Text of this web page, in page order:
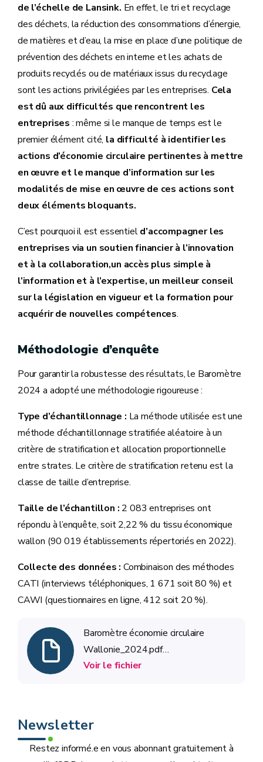
de l’échelle de Lansink. En effet, le tri et recyclage
des déchets, la réduction des consommations d’énergie,
de matières et d’eau, la mise en place d’une politique de
prévention des déchets en interne et les achats de
produits recyclés ou de matériaux issus du recyclage
sont les actions privilégiées par les entreprises. Cela
est dû aux difficultés que rencontrent les
entreprises : même si le manque de temps est le
premier élément cité, la difficulté à identifier les
actions d’économie circulaire pertinentes à mettre
en œuvre et le manque d’information sur les
modalités de mise en œuvre de ces actions sont
deux éléments bloquants.
C’est pourquoi il est essentield’accompagner les
entreprises via un soutien financier à l’innovation
et à la collaboration,un accès plus simple à
l’information et à l’expertise, un meilleur conseil
sur la législation en vigueur et la formation pour
acquérir de nouvelles compétences.
Méthodologie d’enquête
Pour garantir la robustesse des résultats, le Baromètre
2024 a adopté une méthodologie rigoureuse :
Type d’échantillonnage : La méthode utilisée est une
méthode d’échantillonnage stratifiée aléatoire à un
critère de stratification et allocation proportionnelle
entre strates. Le critère de stratification retenu est la
classe de taille d’entreprise.
Taille de l’échantillon : 2 083 entreprises ont
répondu à l’enquête, soit 2,22 % du tissu économique
wallon (90 019 établissements répertoriés en 2022).
Collecte des données : Combinaison des méthodes
CATI (interviews téléphoniques, 1 671 soit 80 %) et
CAWI (questionnaires en ligne, 412 soit 20 %).
Baromètre économie circulaire
Wallonie_2024.pdf
(EC_2024_V_finale)
Voir le fichier
Newsletter
Restez informé.e en vous abonnant gratuitement à